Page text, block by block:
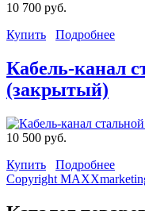
10 700 руб.
Купить
Подробнее
Кабель-канал
(закрытый)
10 500 руб.
Купить
Подробнее
Copyright